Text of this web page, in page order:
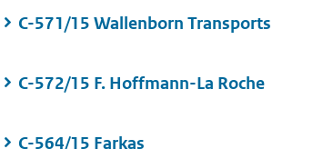
C-571/15 Wallenborn Transports
C-572/15 F. Hoffmann-La Roche
C-564/15 Farkas